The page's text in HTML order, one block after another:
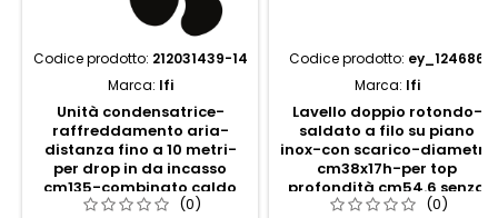
Codice prodotto: 212031439-14
Marca: Ifi
Unità condensatrice-
raffreddamento aria-
distanza fino a 10 metri-
per drop in da incasso
cm135-combinato caldo
freddo
(0)
Codice prodotto: ey_124686
Marca: Ifi
Lavello doppio rotondo-
saldato a filo su piano
inox-con scarico-diametro
cm38x17h-per top
profondità cm54.6 senza
invaso
(0)